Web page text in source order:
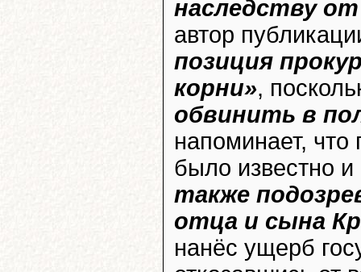
наследству
автор
позиция
корни»,
обвинить в
напоминает,
было известно
также
отца и сына
нанёс ущерб